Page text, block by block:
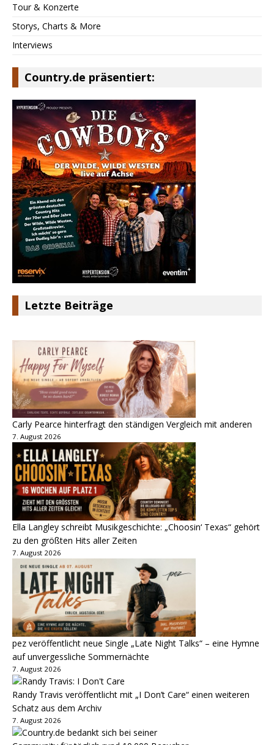
Tour & Konzerte
Storys, Charts & More
Interviews
Country.de präsentiert:
Letzte Beiträge
Carly Pearce hinterfragt den ständigen Vergleich mit anderen
7. August 2026
Ella Langley schreibt Musikgeschichte: „Choosin‘ Texas“ gehört
zu den größten Hits aller Zeiten
7. August 2026
pez veröffentlicht neue Single „Late Night Talks“ – eine Hymne
auf unvergessliche Sommernächte
7. August 2026
Randy Travis veröffentlicht mit „I Don’t Care“ einen weiteren
Schatz aus dem Archiv
7. August 2026